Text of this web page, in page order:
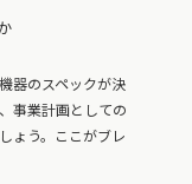
器のスペックが決
事業計画としての
ょう。ここがブレ